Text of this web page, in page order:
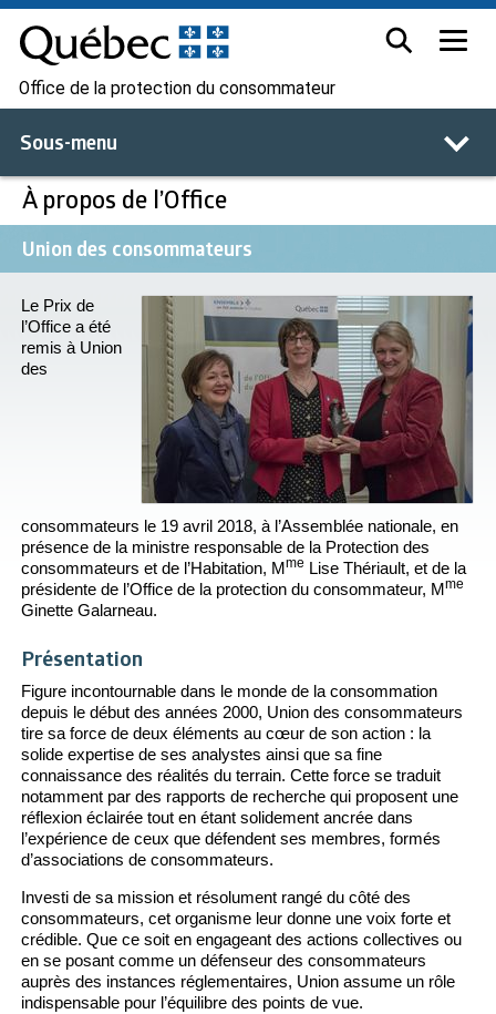
Office de la protection du consommateur
Sous-menu
À propos de l’Office
Union des consommateurs
Le Prix de
l’Office a été
remis à Union
des
consommateurs le 19 avril 2018, à l’Assemblée nationale, en
présence de la ministre responsable de la Protection des
consommateurs et de l’Habitation, Mme Lise Thériault, et de la
présidente de l’Office de la protection du consommateur, Mme
Ginette Galarneau.
Présentation
Figure incontournable dans le monde de la consommation
depuis le début des années 2000, Union des consommateurs
tire sa force de deux éléments au cœur de son action : la
solide expertise de ses analystes ainsi que sa fine
connaissance des réalités du terrain. Cette force se traduit
notamment par des rapports de recherche qui proposent une
réflexion éclairée tout en étant solidement ancrée dans
l’expérience de ceux que défendent ses membres, formés
d’associations de consommateurs.
Investi de sa mission et résolument rangé du côté des
consommateurs, cet organisme leur donne une voix forte et
crédible. Que ce soit en engageant des actions collectives ou
en se posant comme un défenseur des consommateurs
auprès des instances réglementaires, Union assume un rôle
indispensable pour l’équilibre des points de vue.